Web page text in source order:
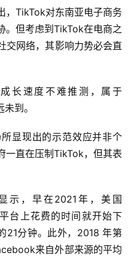
，TikTok对东南亚电子商务
。但考虑到TikTok在电商之
交网络，其影响力势必会直
长速度不难推测，属于
到。
显现出的示范效应并非个
一直在压制TikTok，但其表
示，早在2021年，美国
台上花费的时间就开始下
21分钟。此外，2018 年第
来自外部来源的平均